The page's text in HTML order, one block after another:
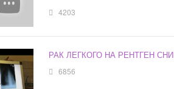
4203
РАК ЛЕГКОГО НА РЕНТГЕН
6856